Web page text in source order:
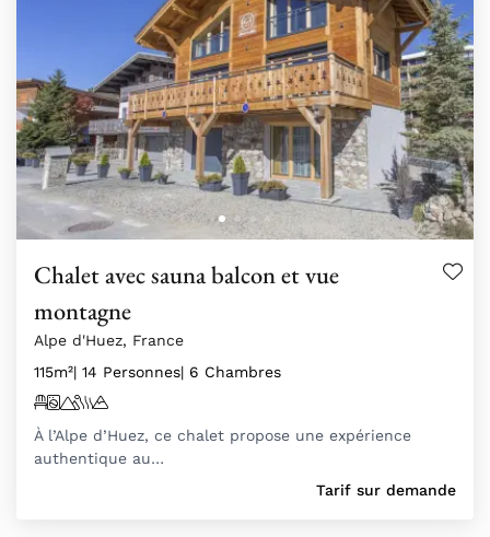
Chalet avec sauna balcon et vue
montagne
Alpe d'Huez, France
115m²| 14 Personnes| 6 Chambres
À l’Alpe d’Huez, ce chalet propose une expérience
authentique au…
Tarif sur demande